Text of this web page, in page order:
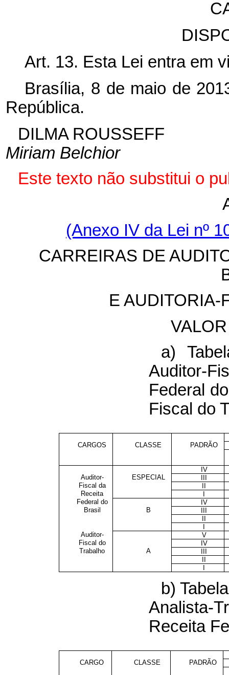
Art. 13. Esta Lei entra em
Brasília, 8 de maio de
República.
DILMA ROUSSEFF
Miriam Belchior
Este texto não substitui o
(Anexo IV da Lei nº
CARREIRAS DE
E AUDITORIA-
a)
Auditor-
Federal
Fiscal do
CARGOS CLASSE PADRÃO
IV
Auditor-
ESPECIAL
Fiscal da
Receita
Federal do
IV
Brasil
B
Auditor-
V
Fiscal do
IV
Trabalho
A
b)
Analista-
Receita
CARGO CLASSE PADRÃO